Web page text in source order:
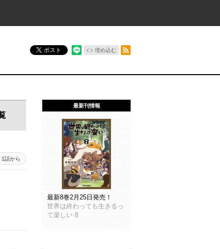
ポスト 埋め込む
1話から
最新刊情報
最新8巻2月25日発売！
世界は終わっても生きるっ
て楽しい 8